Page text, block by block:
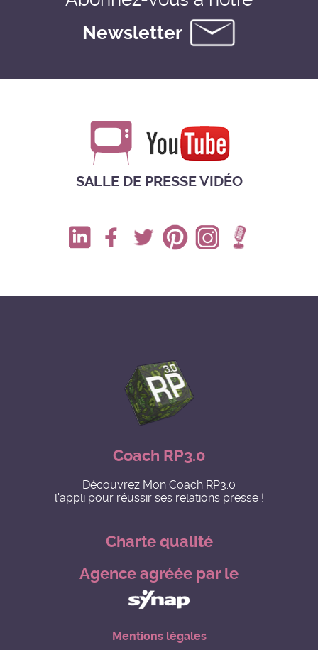
Newsletter
SALLE DE PRESSE VIDÉO
Coach RP3.0
Découvrez Mon Coach RP3.0
l'appli pour réussir ses relations presse !
Charte qualité
Agence agréée par le
Mentions légales